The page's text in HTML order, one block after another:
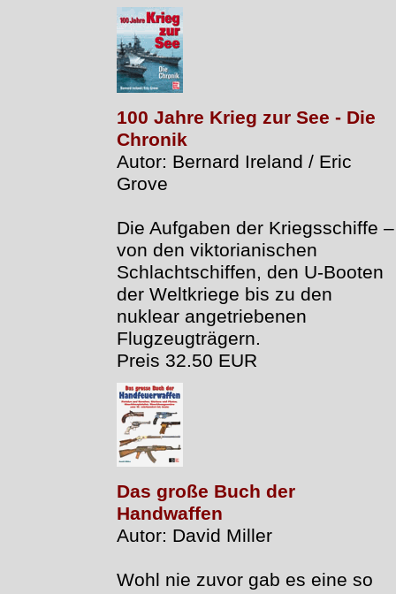
100 Jahre Krieg zur See - Die
Chronik
Autor: Bernard Ireland / Eric
Grove
Die Aufgaben der Kriegsschiffe –
von den viktorianischen
Schlachtschiffen, den U-Booten
der Weltkriege bis zu den
nuklear angetriebenen
Flugzeugträgern.
Preis 32.50 EUR
Das große Buch der
Handwaffen
Autor: David Miller
Wohl nie zuvor gab es eine so